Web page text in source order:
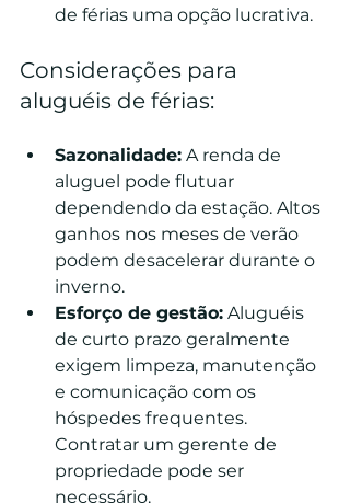
de férias uma opção lucrativa.
Considerações para
aluguéis de férias:
Sazonalidade: A renda de
aluguel pode flutuar
dependendo da estação. Altos
ganhos nos meses de verão
podem desacelerar durante o
inverno.
Esforço de gestão: Aluguéis
de curto prazo geralmente
exigem limpeza, manutenção
e comunicação com os
hóspedes frequentes.
Contratar um gerente de
propriedade pode ser
necessário.